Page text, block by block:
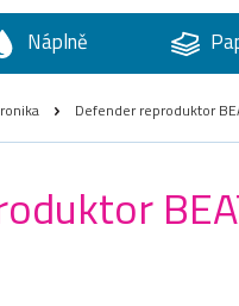
Náplně
Defender reproduktor